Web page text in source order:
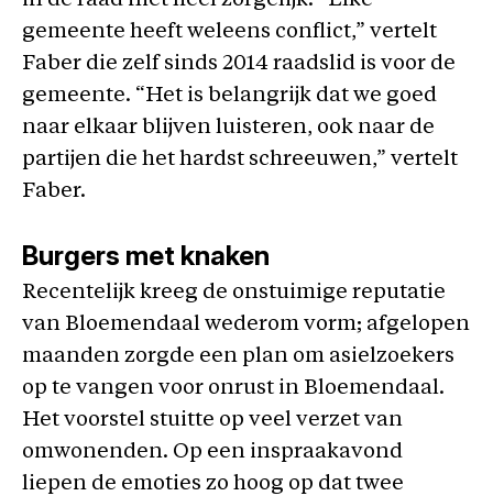
gemeente heeft weleens conflict,” vertelt
Faber die zelf sinds 2014 raadslid is voor de
gemeente. “Het is belangrijk dat we goed
naar elkaar blijven luisteren, ook naar de
partijen die het hardst schreeuwen,” vertelt
Faber.
Burgers met knaken
Recentelijk kreeg de onstuimige reputatie
van Bloemendaal wederom vorm; afgelopen
maanden zorgde een plan om asielzoekers
op te vangen voor onrust in Bloemendaal.
Het voorstel stuitte op veel verzet van
omwonenden. Op een inspraakavond
liepen de emoties zo hoog op dat twee